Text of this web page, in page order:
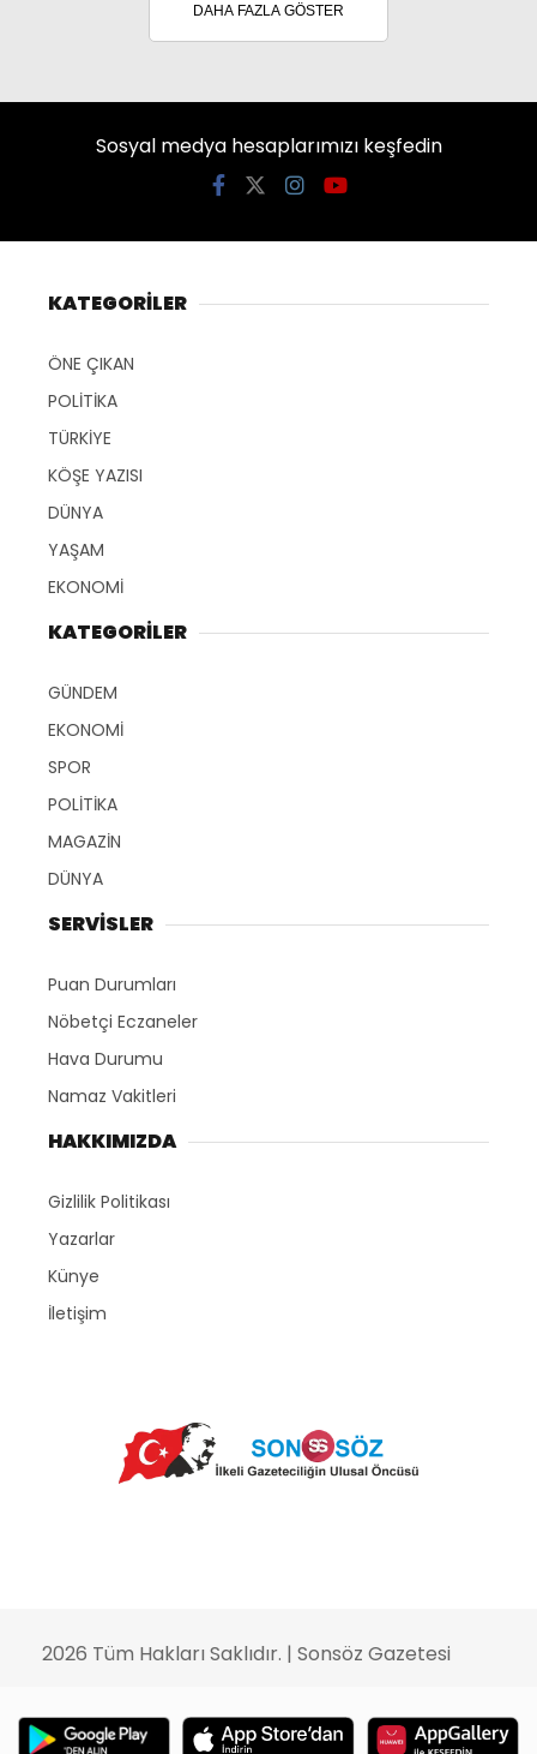
DAHA FAZLA GÖSTER
Sosyal medya hesaplarımızı keşfedin
KATEGORİLER
ÖNE ÇIKAN
POLİTİKA
TÜRKİYE
KÖŞE YAZISI
DÜNYA
YAŞAM
EKONOMİ
KATEGORİLER
GÜNDEM
EKONOMİ
SPOR
POLİTİKA
MAGAZİN
DÜNYA
SERVİSLER
Puan Durumları
Nöbetçi Eczaneler
Hava Durumu
Namaz Vakitleri
HAKKIMIZDA
Gizlilik Politikası
Yazarlar
Künye
İletişim
2026 Tüm Hakları Saklıdır. | Sonsöz Gazetesi